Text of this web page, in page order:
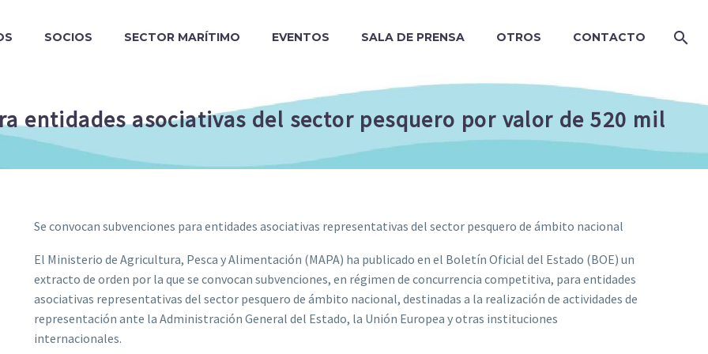
SOCIOS SECTOR MARÍTIMO EVENTOS SALA DE PRENSA OTROS CONTACTO
entidades asociativas del sector pesquero por valor de 520 mil
Se convocan subvenciones para entidades asociativas representativas del sector pesquero de ámbito nacional
El Ministerio de Agricultura, Pesca y Alimentación (MAPA) ha publicado en el Boletín Oficial del Estado (BOE) un
extracto de orden por la que se convocan subvenciones, en régimen de concurrencia competitiva, para entidades
asociativas representativas del sector pesquero de ámbito nacional, destinadas a la realización de actividades de
representación ante la Administración General del Estado, la Unión Europea y otras instituciones
internacionales.